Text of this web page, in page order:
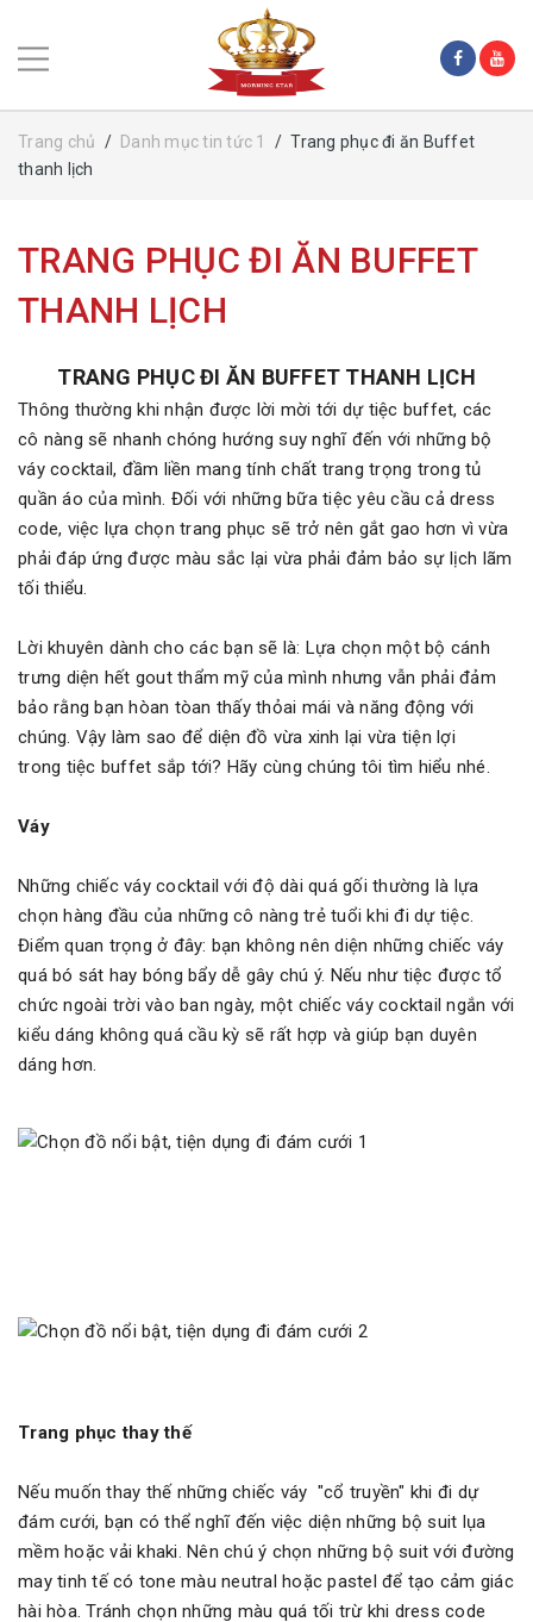
Trang chủ / Danh mục tin tức 1 / Trang phục đi ăn Buffet
thanh lịch
TRANG PHỤC ĐI ĂN BUFFET
THANH LỊCH
TRANG PHỤC ĐI ĂN BUFFET THANH LỊCH
Thông thường khi nhận được lời mời tới dự tiệc buffet, các
cô nàng sẽ nhanh chóng hướng suy nghĩ đến với những bộ
váy cocktail, đầm liền mang tính chất trang trọng trong tủ
quần áo của mình. Đối với những bữa tiệc yêu cầu cả dress
code, việc lựa chọn trang phục sẽ trở nên gắt gao hơn vì vừa
phải đáp ứng được màu sắc lại vừa phải đảm bảo sự lịch lãm
tối thiểu.
Lời khuyên dành cho các bạn sẽ là: Lựa chọn một bộ cánh
trưng diện hết gout thẩm mỹ của mình nhưng vẫn phải đảm
bảo rằng bạn hòan tòan thấy thỏai mái và năng động với
chúng. Vậy làm sao để diện đồ vừa xinh lại vừa tiện lợi
trong tiệc buffet sắp tới? Hãy cùng chúng tôi tìm hiểu nhé.
Váy
Những chiếc váy cocktail với độ dài quá gối thường là lựa
chọn hàng đầu của những cô nàng trẻ tuổi khi đi dự tiệc.
Điểm quan trọng ở đây: bạn không nên diện những chiếc váy
quá bó sát hay bóng bẩy dễ gây chú ý. Nếu như tiệc được tổ
chức ngoài trời vào ban ngày, một chiếc váy cocktail ngắn với
kiểu dáng không quá cầu kỳ sẽ rất hợp và giúp bạn duyên
dáng hơn.
Trang phục thay thế
Nếu muốn thay thế những chiếc váy "cổ truyền" khi đi dự
đám cưới, bạn có thể nghĩ đến việc diện những bộ suit lụa
mềm hoặc vải khaki. Nên chú ý chọn những bộ suit với đường
may tinh tế có tone màu neutral hoặc pastel để tạo cảm giác
hài hòa. Tránh chọn những màu quá tối trừ khi dress code